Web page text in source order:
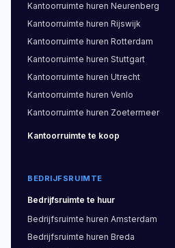
Kantoorruimte huren Neurenberg
Kantoorruimte huren Rijswijk
Kantoorruimte huren Rotterdam
Kantoorruimte huren Stuttgart
Kantoorruimte huren Utrecht
Kantoorruimte huren Venlo
Kantoorruimte huren Zoetermeer
Kantoorruimte te koop
BEDRIJFSRUIMTE
Bedrijfsruimte te huur
Bedrijfsruimte huren Amsterdam
Bedrijfsruimte huren Breda